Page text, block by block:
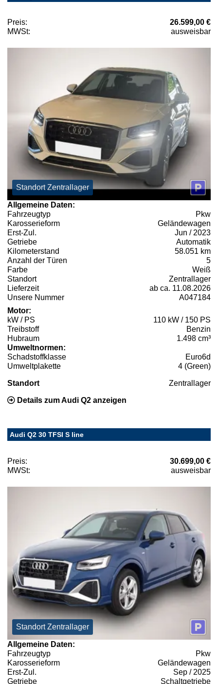
Preis:
26.599,00 €
MWSt:
ausweisbar
Standort Zentrallager
Allgemeine Daten:
Fahrzeugtyp
Pkw
Karosserieform
Geländewagen
Erst-Zul.
Jun / 2023
Getriebe
Automatik
Kilometerstand
58.051 km
Anzahl der Türen
5
Farbe
Weiß
Standort
Zentrallager
Lieferzeit
ab ca. 11.08.2026
Unsere Nummer
A047184
Motor:
kW / PS
110 kW / 150 PS
Treibstoff
Benzin
Hubraum
1.498 cm³
Umweltnormen:
Schadstoffklasse
Euro6d
Umweltplakette
4 (Green)
Standort Zentrallager
Details zum Audi Q2 anzeigen
Audi Q2 30 TFSI S line
Preis:
30.699,00 €
MWSt:
ausweisbar
Standort Zentrallager
Allgemeine Daten:
Fahrzeugtyp
Pkw
Karosserieform
Geländewagen
Erst-Zul.
Sep / 2025
Getriebe
Schaltgetriebe